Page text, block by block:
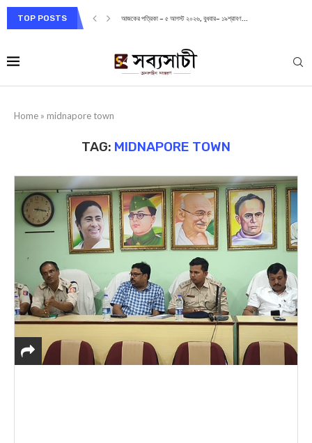
TOP POSTS আজকের পত্রিকা – ৫ আগস্ট ২০২৬, বুধবার– ১৯শ্রাবণ...
Home » midnapore town
TAG: MIDNAPORE TOWN